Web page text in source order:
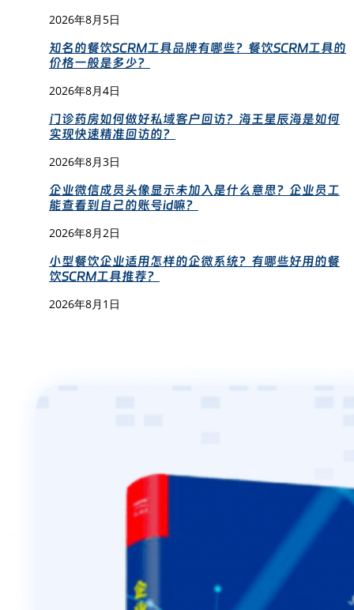
2026年8月5日
知名的餐饮SCRM工具品牌有哪些？餐饮SCRM工具的
价格一般是多少？
2026年8月4日
门诊药房如何做好私域客户回访？海王星辰海是如何
实现快速精准回访的？
2026年8月3日
企业微信成员头像显示未加入是什么意思？企业员工
能查看到自己的账号id嘛？
2026年8月2日
小型餐饮企业适用怎样的企微系统？有哪些好用的餐
饮SCRM工具推荐？
2026年8月1日